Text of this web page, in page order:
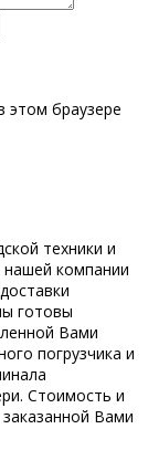
этом браузере
техники и
нашей компании
готовы
Вами
погрузчика и
Стоимость и
Вами